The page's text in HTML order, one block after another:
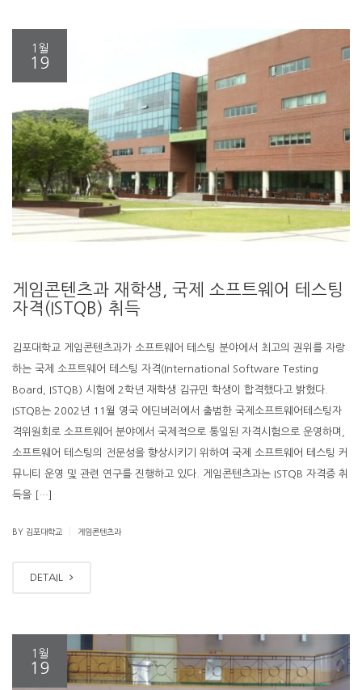
1월
19
게임콘텐츠과 재학생, 국제 소프트웨어 테스팅
자격(ISTQB) 취득
김포대학교 게임콘텐츠과가 소프트웨어 테스팅 분야에서 최고의 권위를 자랑
하는 국제 소프트웨어 테스팅 자격(International Software Testing
Board, ISTQB) 시험에 2학년 재학생 김규민 학생이 합격했다고 밝혔다.
ISTQB는 2002년 11월 영국 에딘버러에서 출범한 국제소프트웨어테스팅자
격위원회로 소프트웨어 분야에서 국제적으로 통일된 자격시험으로 운영하며,
소프트웨어 테스팅의 전문성을 향상시키기 위하여 국제 소프트웨어 테스팅 커
뮤니티 운영 및 관련 연구를 진행하고 있다. 게임콘텐츠과는 ISTQB 자격증 취
득을 […]
BY 김포대학교 게임콘텐츠과
DETAIL
1월
19